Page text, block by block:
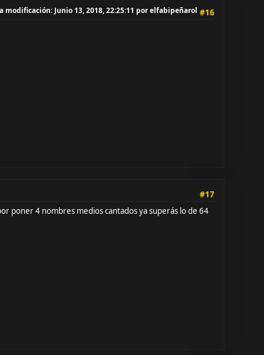
#16
modificación: Junio 13, 2018, 22:25:11 por elfabipeñarol
#17
poner 4 nombres medios cantados ya superás lo de 64